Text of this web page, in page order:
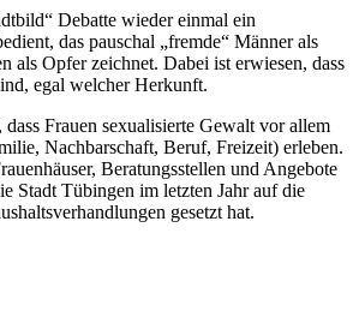
Debatte wieder einmal ein
das pauschal „fremde“ Männer als
als Opfer zeichnet. Dabei ist erwiesen, dass
egal welcher Herkunft.
dass Frauen sexualisierte Gewalt vor allem
Nachbarschaft, Beruf, Freizeit) erleben.
Beratungsstellen und Angebote
Stadt Tübingen im letzten Jahr auf die
gesetzt hat.